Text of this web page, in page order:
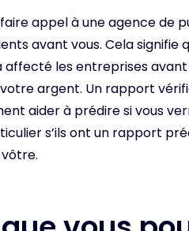
faire appel à une agence de
avant vous. Cela
les entreprises
argent. Un rapport
aider à prédire si vous
s’ils ont un rapport